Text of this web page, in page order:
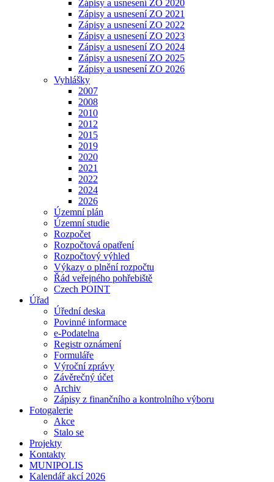
Zápisy a usnesení ZO 2020
Zápisy a usnesení ZO 2021
Zápisy a usnesení ZO 2022
Zápisy a usnesení ZO 2023
Zápisy a usnesení ZO 2024
Zápisy a usnesení ZO 2025
Zápisy a usnesení ZO 2026
Vyhlášky
2007
2008
2010
2012
2015
2019
2020
2021
2022
2024
2026
Územní plán
Územní studie
Rozpočet
Rozpočtová opatření
Rozpočtový výhled
Výkazy o plnění rozpočtu
Řád veřejného pohřebiště
Czech POINT
Úřad
Úřední deska
Povinné informace
e-Podatelna
Registr oznámení
Formuláře
Výroční zprávy
Závěrečný účet
Archiv
Zápisy z finančního a kontrolního výboru
Fotogalerie
Akce
Stalo se
Projekty
Kontakty
MUNIPOLIS
Kalendář akcí 2026